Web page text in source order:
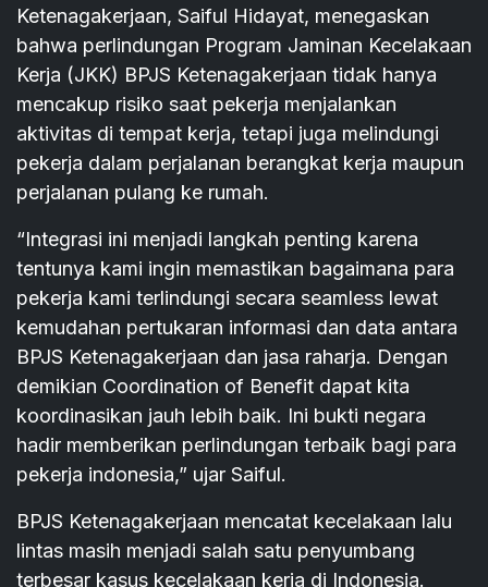
Ketenagakerjaan, Saiful Hidayat, menegaskan
bahwa perlindungan Program Jaminan Kecelakaan
Kerja (JKK) BPJS Ketenagakerjaan tidak hanya
mencakup risiko saat pekerja menjalankan
aktivitas di tempat kerja, tetapi juga melindungi
pekerja dalam perjalanan berangkat kerja maupun
perjalanan pulang ke rumah.
“Integrasi ini menjadi langkah penting karena
tentunya kami ingin memastikan bagaimana para
pekerja kami terlindungi secara seamless lewat
kemudahan pertukaran informasi dan data antara
BPJS Ketenagakerjaan dan jasa raharja. Dengan
demikian Coordination of Benefit dapat kita
koordinasikan jauh lebih baik. Ini bukti negara
hadir memberikan perlindungan terbaik bagi para
pekerja indonesia,” ujar Saiful.
BPJS Ketenagakerjaan mencatat kecelakaan lalu
lintas masih menjadi salah satu penyumbang
terbesar kasus kecelakaan kerja di Indonesia.